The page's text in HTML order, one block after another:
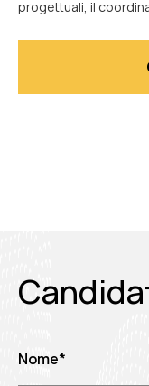
progettuali, il
Nome*